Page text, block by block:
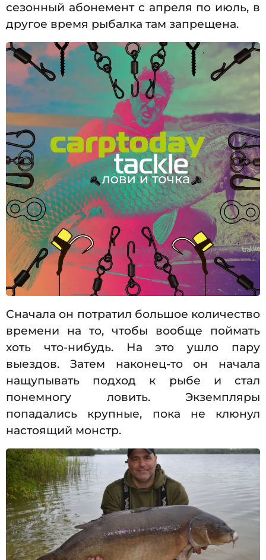
сезонный абонемент с апреля по июль, в
другое время рыбалка там запрещена.
Сначала он потратил большое количество
времени на то, чтобы вообще поймать
хоть что-нибудь. На это ушло пару
выездов. Затем наконец-то он начала
нащупывать подход к рыбе и стал
понемногу ловить. Экземпляры
попадались крупные, пока не клюнул
настоящий монстр.